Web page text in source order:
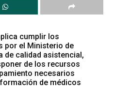
cumplir los
por el Ministerio de
de calidad asistencial,
de los recursos
necesarios
de médicos